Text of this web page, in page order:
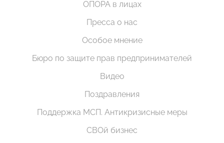
ОПОРА в лицах
Пресса о нас
Особое мнение
Бюро по защите прав предпринимателей
Видео
Поздравления
Поддержка МСП. Антикризисные меры
СВОй бизнес